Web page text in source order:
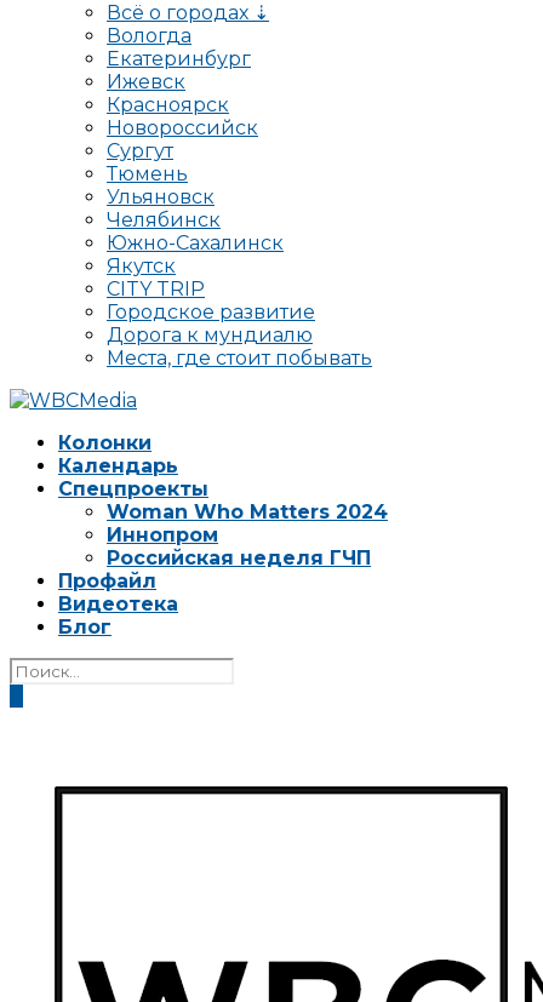
Всё о городах ⇣
Вологда
Екатеринбург
Ижевск
Красноярск
Новороссийск
Сургут
Тюмень
Ульяновск
Челябинск
Южно-Сахалинск
Якутск
CITY TRIP
Городское развитие
Дорога к мундиалю
Места, где стоит побывать
Колонки
Календарь
Спецпроекты
Woman Who Matters 2024
Иннопром
Российская неделя ГЧП
Профайл
Видеотека
Блог